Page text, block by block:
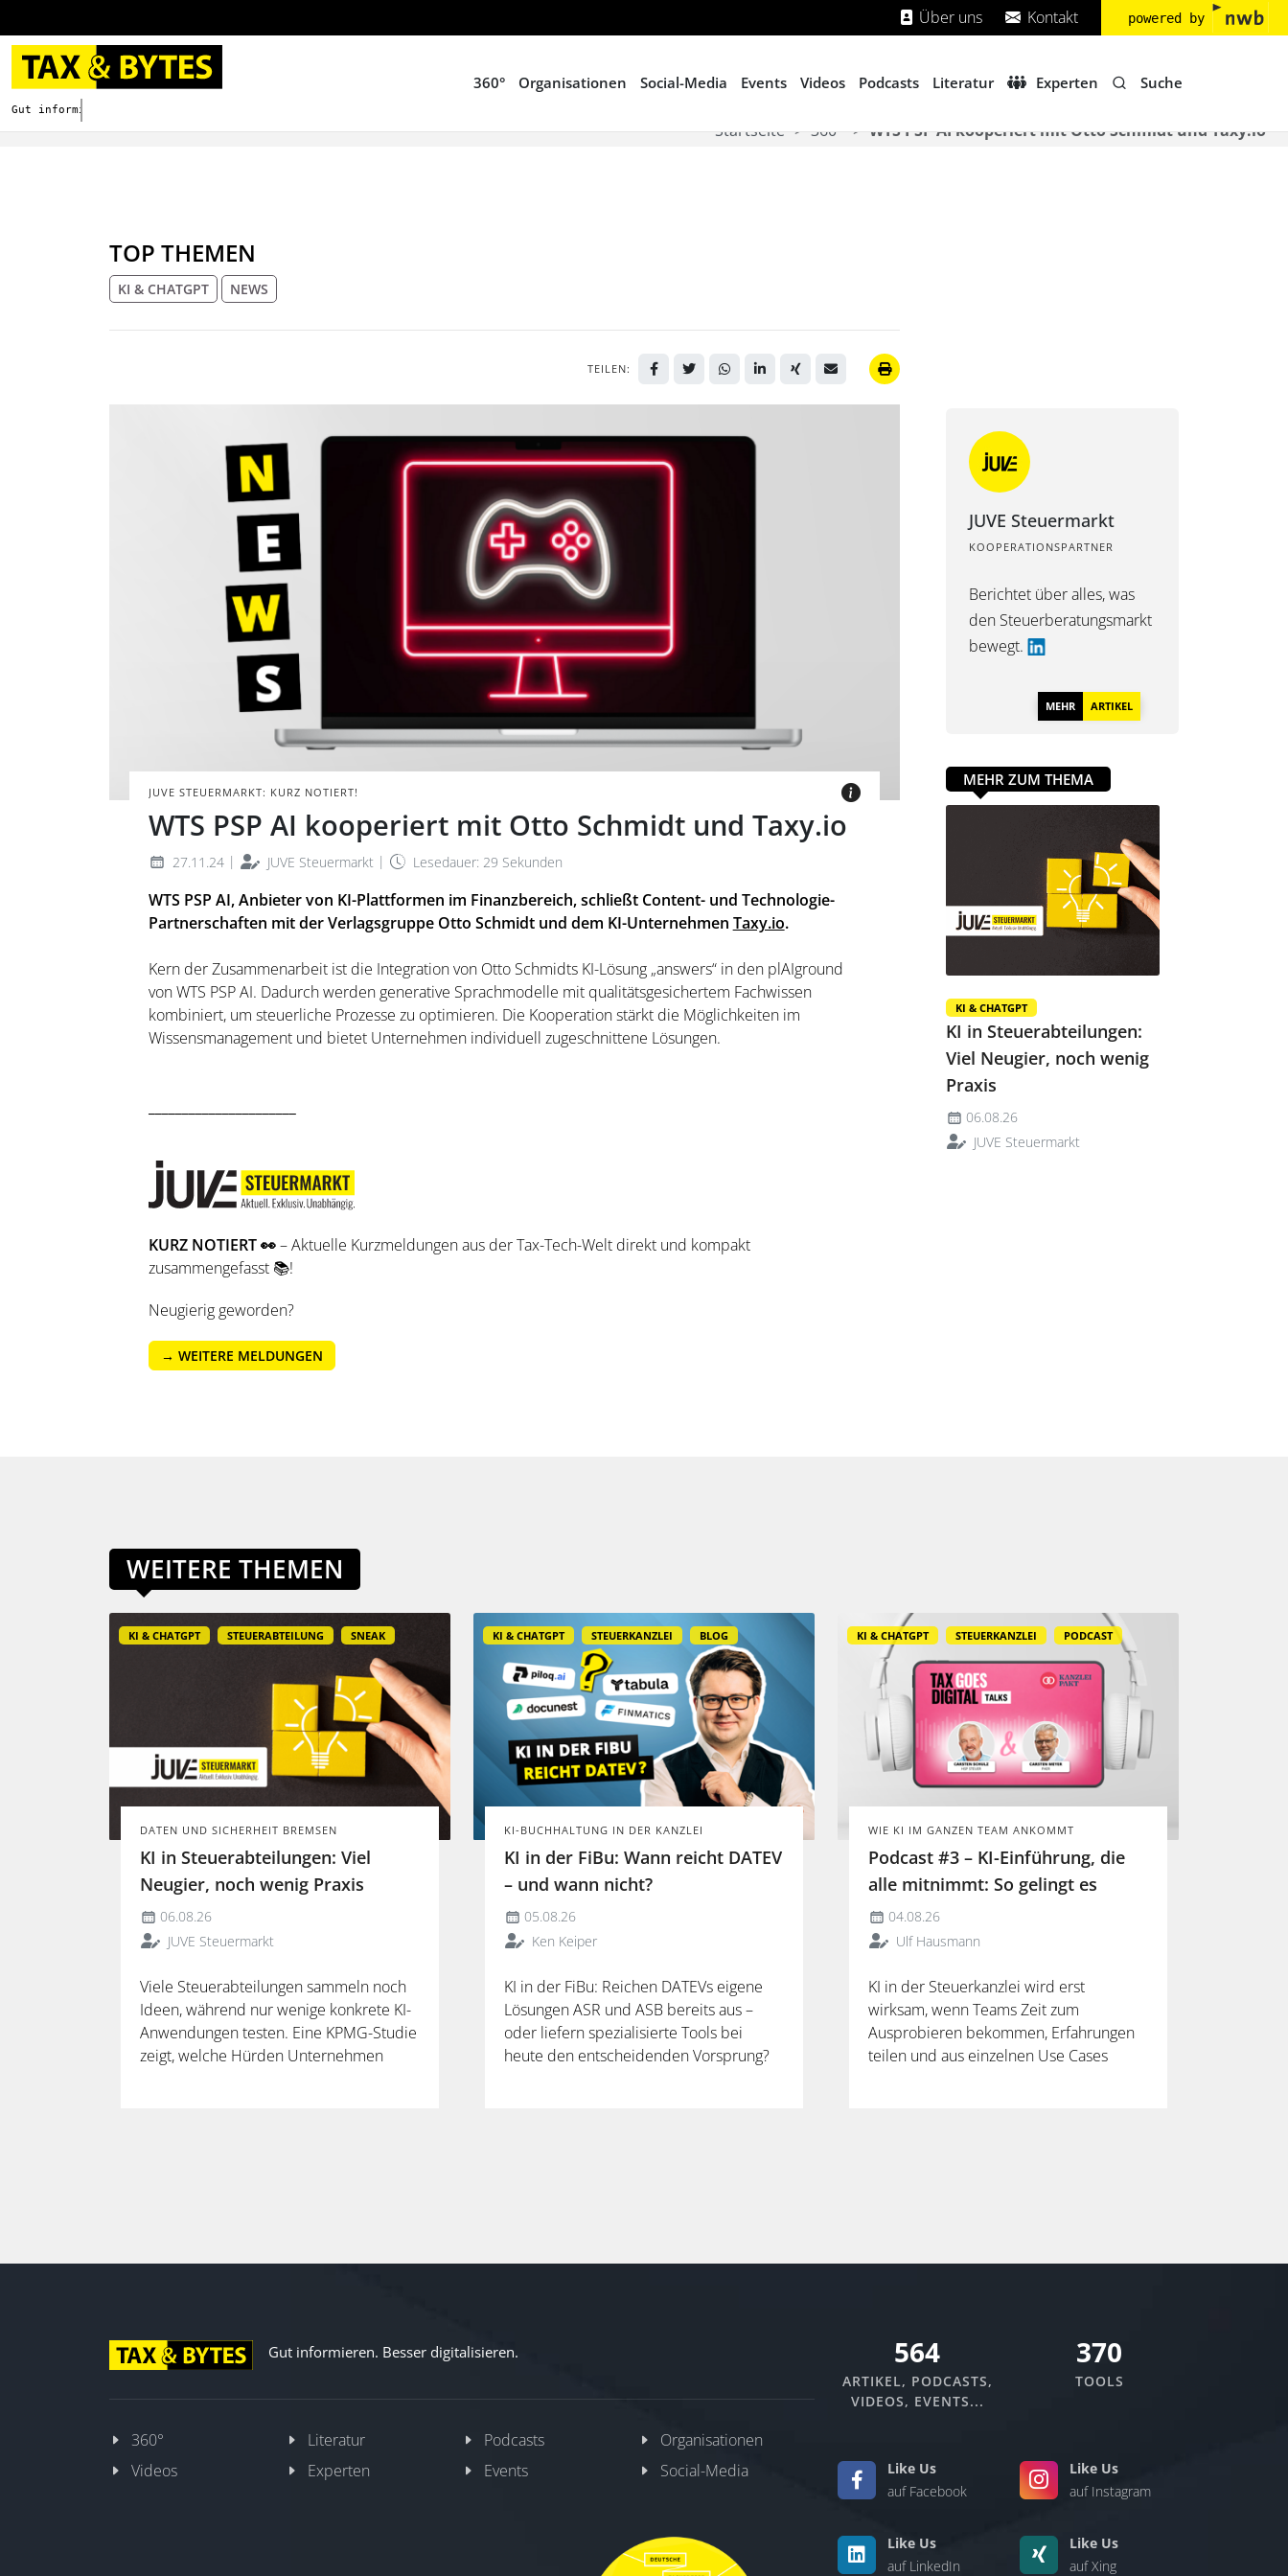
Über uns Kontakt powered by
Gut informieren. Besser digitalisieren.
360° Organisationen Social-Media Events Videos Podcasts Literatur Experten Suche
Startseite 360° WTS PSP AI kooperiert mit Otto Schmidt und Taxy.io
TOP THEMEN
KI & CHATGPT NEWS
TEILEN:
JUVE STEUERMARKT: KURZ NOTIERT!
WTS PSP AI kooperiert mit Otto Schmidt und Taxy.io
27.11.24 | JUVE Steuermarkt | Lesedauer: 29 Sekunden
Laptop mit neonrotem Controller-Symbol, daneben
das Wort 'NEWS' in gelber Schrift.
BILD: ©WTS.COM/DE
WTS PSP AI, Anbieter von KI-Plattformen im Finanzbereich, schließt Content- und Technologie-
Partnerschaften mit der Verlagsgruppe Otto Schmidt und dem KI-Unternehmen Taxy.io.
Kern der Zusammenarbeit ist die Integration von Otto Schmidts KI-Lösung „answers“ in den plAIground
von WTS PSP AI. Dadurch werden generative Sprachmodelle mit qualitätsgesichertem Fachwissen
kombiniert, um steuerliche Prozesse zu optimieren. Die Kooperation stärkt die Möglichkeiten im
Wissensmanagement und bietet Unternehmen individuell zugeschnittene Lösungen.
KURZ NOTIERT👀– Aktuelle Kurzmeldungen aus der Tax-Tech-Welt direkt und kompakt
zusammengefasst 📚!
Neugierig geworden?
→ WEITERE MELDUNGEN
JUVE Steuermarkt
KOOPERATIONSPARTNER
Berichtet über alles, was
den Steuerberatungsmarkt
bewegt.
MEHR ARTIKEL
MEHR ZUM THEMA
KI & CHATGPT
KI in Steuerabteilungen:
Viel Neugier, noch wenig
Praxis
06.08.26
JUVE Steuermarkt
WEITERE THEMEN
KI & CHATGPT STEUERABTEILUNG SNEAK
DATEN UND SICHERHEIT BREMSEN
KI in Steuerabteilungen: Viel
Neugier, noch wenig Praxis
06.08.26
JUVE Steuermarkt
Viele Steuerabteilungen sammeln noch
Ideen, während nur wenige konkrete KI-
Anwendungen testen. Eine KPMG-Studie
zeigt, welche Hürden Unternehmen
KI & CHATGPT STEUERKANZLEI BLOG
KI-BUCHHALTUNG IN DER KANZLEI
KI in der FiBu: Wann reicht DATEV
– und wann nicht?
05.08.26
Ken Keiper
KI in der FiBu: Reichen DATEVs eigene
Lösungen ASR und ASB bereits aus –
oder liefern spezialisierte Tools bei
heute den entscheidenden Vorsprung?
KI & CHATGPT STEUERKANZLEI PODCAST
WIE KI IM GANZEN TEAM ANKOMMT
Podcast #3 – KI-Einführung, die
alle mitnimmt: So gelingt es
04.08.26
Ulf Hausmann
KI in der Steuerkanzlei wird erst
wirksam, wenn Teams Zeit zum
Ausprobieren bekommen, Erfahrungen
teilen und aus einzelnen Use Cases
Gut informieren. Besser digitalisieren.
360° Literatur Podcasts
Organisationen
Videos
Experten Events Social-Media
670
ARTIKEL, PODCASTS,
VIDEOS, EVENTS...
370
TOOLS
Like Us
auf Facebook
Like Us
auf Instagram
Like Us
auf LinkedIn
Like Us
auf Xing